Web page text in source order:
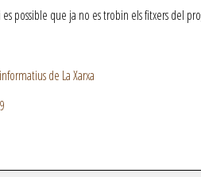
possible que ja no es trobin els fitxers del
de La Xarxa